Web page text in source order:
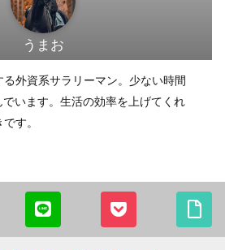
うまお
外資系サラリーマン。少ない時間
います。生活の効率を上げてくれ
す。